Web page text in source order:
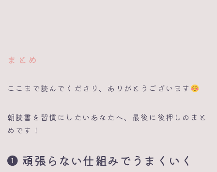
まとめ
ここまで読んでくださり、ありがとうございます
朝読書を習慣にしたいあなたへ、最後に後押しのまと
めです！
頑張らない仕組みでうまくいく